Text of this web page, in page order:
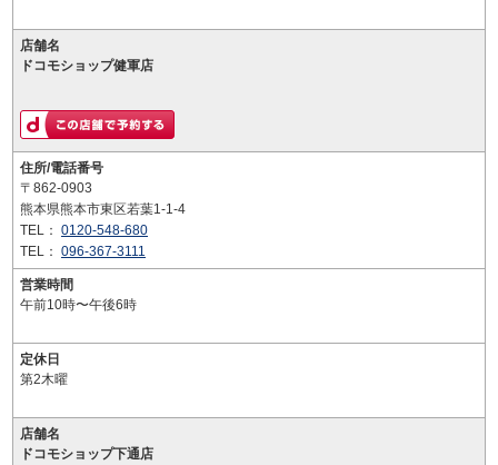
店舗名
ドコモショップ健軍店
住所/電話番号
〒862-0903
熊本県熊本市東区若葉1-1-4
TEL： 0120-548-680
TEL： 096-367-3111
営業時間
午前10時〜午後6時
定休日
第2木曜
店舗名
ドコモショップ下通店